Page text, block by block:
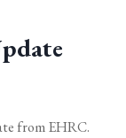
from EHRC.